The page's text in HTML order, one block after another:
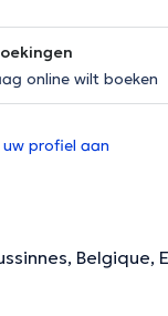
online wilt boeken
uw profiel aan
Belgique,